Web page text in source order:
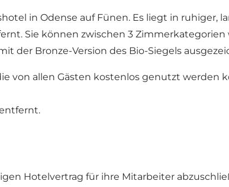
in Odense auf Fünen. Es liegt in
Sie können zwischen 3 Zimmerkategorien
der Bronze-Version des Bio-Siegels
von allen Gästen kostenlos genutzt werden
Hotelvertrag für ihre Mitarbeiter